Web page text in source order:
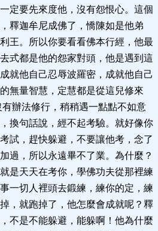
定要先來度他，沒有怨恨心。這個
釋迦牟尼成佛了，憍陳如是他弟
王。所以你要看看佛本行經，他最
式都是他的怨家對頭，他是遇到這
就他自己忍辱波羅密，成就他自己
無量智慧，定慧都是從這兒修來
辦法修行，稍稍遇一點點不如意
換句話說，經不起考驗。就好像你
試，趕快躲避，不要讓他考，念了
過，所以永遠畢不了業。為什麼？
是天天在考你，學佛功夫從那裡練
一切人裡頭去鍛練，練你的定，練
，就跑掉了，他怎麼會成就呢？釋
不是不能躲避，能躲啊！他為什麼